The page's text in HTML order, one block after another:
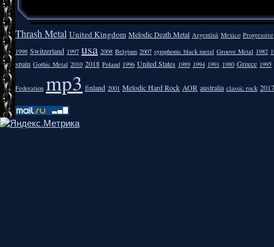
Thrash Metal United Kingdom Melodic Death Metal Argentīnā Mexico Progressive
1998 Switzerland 1997 usa 2008 Belgium 2007 symphonic black metal Groove Metal 1982
spain Gothic Metal 2010 2018 Poland 1996 United States 1989 1994 1991 1980 Greece 1995
Federation mp3 finland 2001 Melodic Hard Rock AOR australia classic rock 2017